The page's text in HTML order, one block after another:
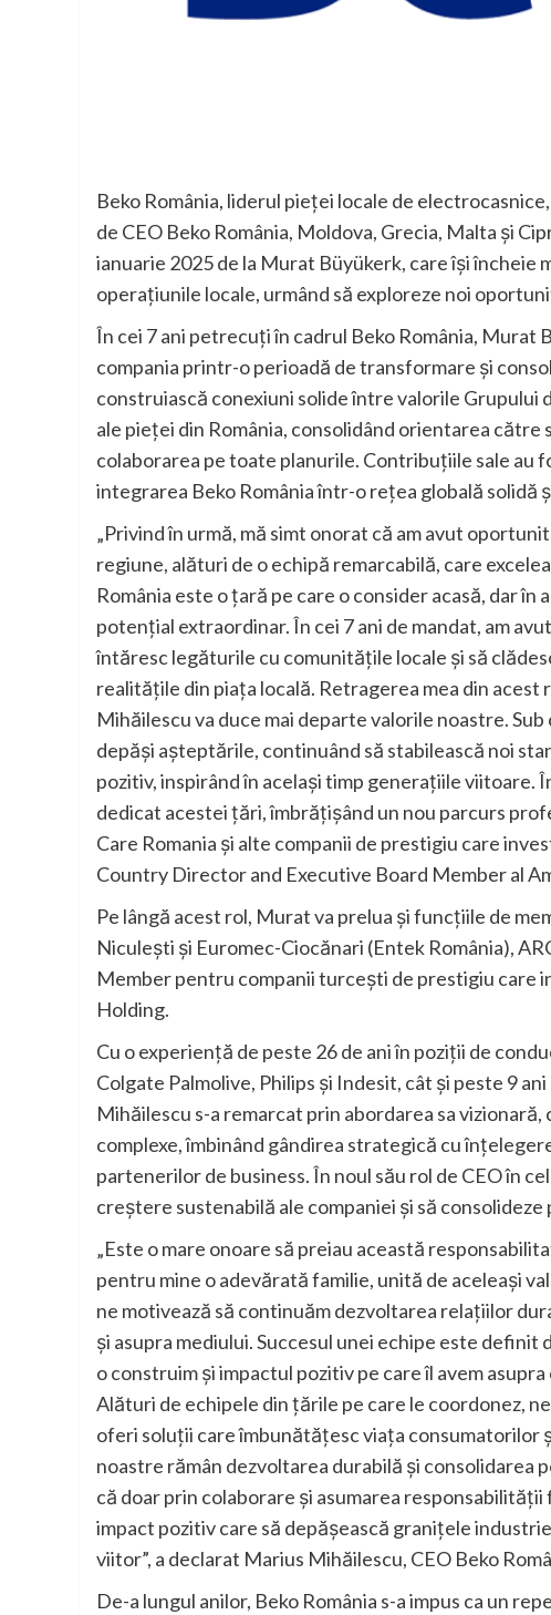
Beko România, liderul pieței locale de
de CEO Beko România, Moldova, Grecia, Malta și
ianuarie 2025 de la Murat Büyükerk, care își încheie
operațiunile locale, urmând să exploreze noi
În cei 7 ani petrecuți în cadrul Beko România, Murat
compania printr-o perioadă de transformare și
construiască conexiuni solide între valorile Grupului
ale pieței din România, consolidând orientarea
colaborarea pe toate planurile. Contribuțiile sale au
integrarea Beko România într-o rețea globală solidă
„Privind în urmă, mă simt onorat că am avut
regiune, alături de o echipă remarcabilă, care
România este o țară pe care o consider acasă, dar
potențial extraordinar. În cei 7 ani de mandat, am
întăresc legăturile cu comunitățile locale și să
realitățile din piața locală. Retragerea mea din
Mihăilescu va duce mai departe valorile noastre.
depăși așteptările, continuând să stabilească noi
pozitiv, inspirând în același timp generațiile viitoare.
dedicat acestei țări, îmbrățișând un nou parcurs
Care Romania și alte companii de prestigiu care
Country Director and Executive Board Member al
Pe lângă acest rol, Murat va prelua și funcțiile de
Niculești și Euromec-Ciocănari (Entek România),
Member pentru companii turcești de prestigiu care
Holding.
Cu o experiență de peste 26 de ani în poziții de
Colgate Palmolive, Philips și Indesit, cât și peste 9
Mihăilescu s-a remarcat prin abordarea sa vizionară,
complexe, îmbinând gândirea strategică cu
partenerilor de business. În noul său rol de CEO în
creștere sustenabilă ale companiei și să
„Este o mare onoare să preiau această
pentru mine o adevărată familie, unită de aceleași
ne motivează să continuăm dezvoltarea relațiilor
și asupra mediului. Succesul unei echipe este definit
o construim și impactul pozitiv pe care îl avem
Alături de echipele din țările pe care le coordonez,
oferi soluții care îmbunătățesc viața consumatorilor
noastre rămân dezvoltarea durabilă și
că doar prin colaborare și asumarea
impact pozitiv care să depășească granițele
viitor”, a declarat Marius Mihăilescu, CEO Beko
De-a lungul anilor, Beko România s-a impus ca un